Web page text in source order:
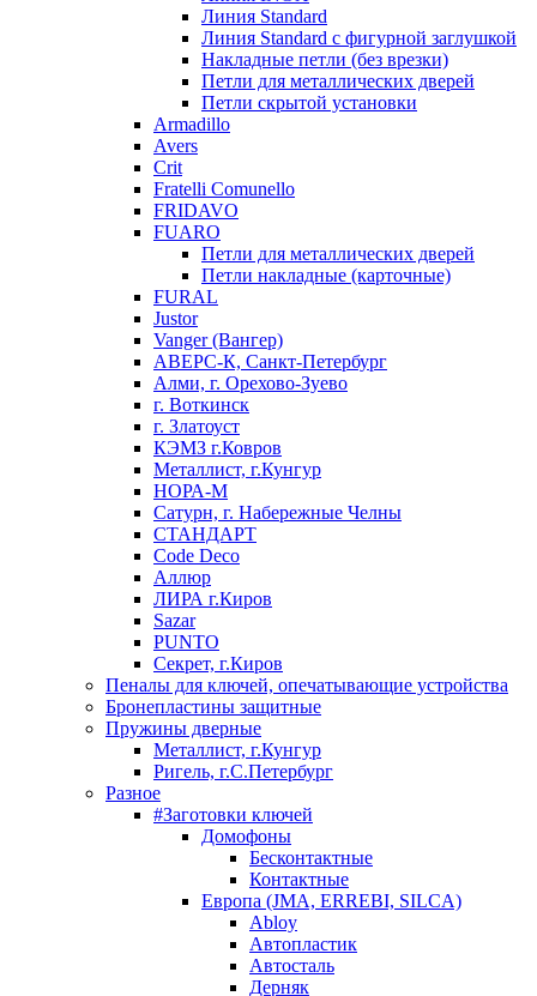
Линия Standard
Линия Standard с фигурной заглушкой
Накладные петли (без врезки)
Петли для металлических дверей
Петли скрытой установки
Armadillo
Avers
Crit
Fratelli Comunello
FRIDAVO
FUARO
Петли для металлических дверей
Петли накладные (карточные)
FURAL
Justor
Vanger (Вангер)
АВЕРС-К, Санкт-Петербург
Алми, г. Орехово-Зуево
г. Воткинск
г. Златоуст
КЭМЗ г.Ковров
Металлист, г.Кунгур
НОРА-М
Сатурн, г. Набережные Челны
СТАНДАРТ
Code Deco
Аллюр
ЛИРА г.Киров
Sazar
PUNTO
Секрет, г.Киров
Пеналы для ключей, опечатывающие устройства
Бронепластины защитные
Пружины дверные
Металлист, г.Кунгур
Ригель, г.С.Петербург
Разное
#Заготовки ключей
Домофоны
Бесконтактные
Контактные
Европа (JMA, ERREBI, SILCA)
Abloy
Автопластик
Автосталь
Дерняк